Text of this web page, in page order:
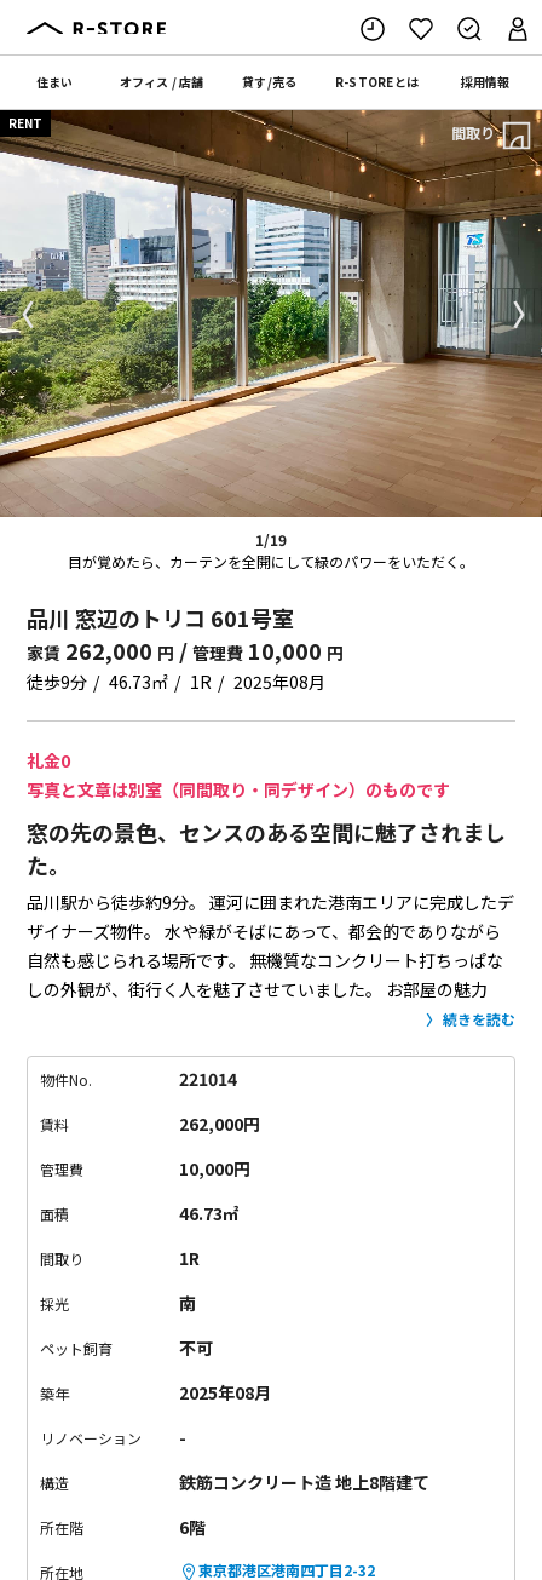
住まい オフィス /店舗 貸す/売る R-STOREとは 採用情報
1/19
目が覚めたら、カーテンを全開にして緑のパワーをいただく。
〈 〉
RENT 間取り
品川 窓辺のトリコ 601号室
家賃 262,000 円 /管理費 10,000 円
徒歩9分
46.73㎡ 1R 2025年08月
礼金0
写真と文章は別室（同間取り・同デザイン）のものです
窓の先の景色、センスのある空間に魅了されまし
た。
品川駅から徒歩約9分。 運河に囲まれた港南エリアに完成したデ
ザイナーズ物件。 水や緑がそばにあって、都会的でありながら
自然も感じられる場所です。
無機質なコンクリート打ちっぱな
しの外観が、街行く人を魅了させていました。
お部屋の魅力
窓いっぱいに広がる海洋大学の豊かな緑
やかな質感と、木目の温かさが同居する空間。
がつながっていて、回遊性ある間取り。
感が出るような設計に惹かれました。
続きを読む
物件No. 221014
賃料 262,000円
管理費 10,000円
面積 46.73㎡
間取り 1R
採光 南
ペット飼育 不可
築年 2025年08月
リノベーション -
構造 鉄筋コンクリート造 地上8階建て
所在階 6階
所在地 東京都港区港南四丁目2-32